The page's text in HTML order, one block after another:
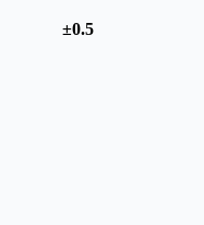
±0.5